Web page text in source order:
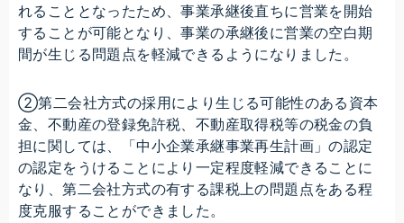
れることとなったため、事業承継後直ちに営業を開始
することが可能となり、事業の承継後に営業の空白期
間が生じる問題点を軽減できるようになりました。
②第二会社方式の採用により生じる可能性のある資本
金、不動産の登録免許税、不動産取得税等の税金の負
担に関しては、「中小企業承継事業再生計画」の認定
の認定をうけることにより一定程度軽減できることに
なり、第二会社方式の有する課税上の問題点をある程
度克服することができました。